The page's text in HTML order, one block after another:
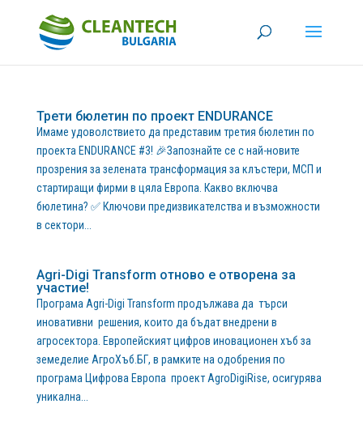
Трети бюлетин по проект ENDURANCE
Имаме удоволствието да представим третия бюлетин по
проекта ENDURANCE #3! 🎉Запознайте се с най-новите
прозрения за зелената трансформация за клъстери, МСП и
стартиращи фирми в цяла Европа. Какво включва
бюлетина? ✅ Ключови предизвикателства и възможности
в сектори...
Agri-Digi Transform отново е отворена за
участие!
Програма Agri-Digi Transform продължава да търси
иновативни решения, които да бъдат внедрени в
агросектора. Европейският цифров иновационен хъб за
земеделие АгроХъб.БГ, в рамките на одобрения по
програма Цифрова Европа проект AgroDigiRise, осигурява
уникална...